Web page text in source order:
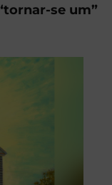
se um”